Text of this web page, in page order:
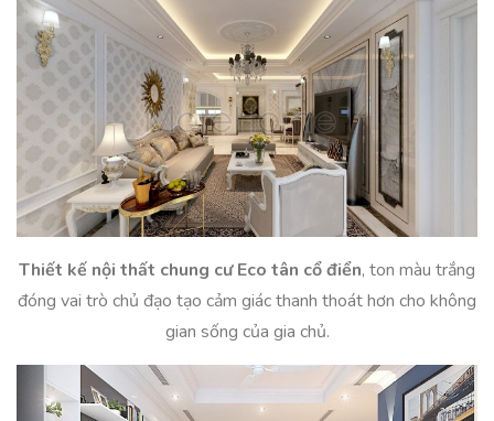
Thiết kế nội thất chung cư Eco tân cổ điển, ton màu trắng
đóng vai trò chủ đạo tạo cảm giác thanh thoát hơn cho không
gian sống của gia chủ.